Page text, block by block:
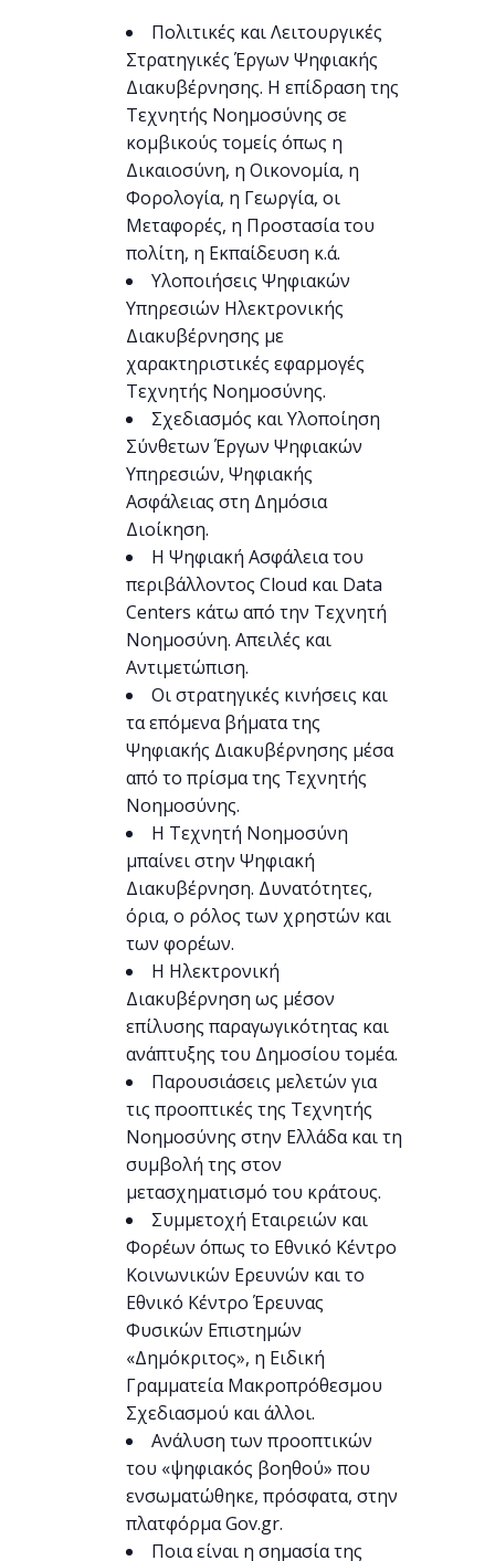
Πολιτικές και Λειτουργικές
Στρατηγικές Έργων Ψηφιακής
Διακυβέρνησης. Η επίδραση της
Τεχνητής Νοημοσύνης σε
κομβικούς τομείς όπως η
Δικαιοσύνη, η Οικονομία, η
Φορολογία, η Γεωργία, οι
Μεταφορές, η Προστασία του
πολίτη, η Εκπαίδευση κ.ά.
Υλοποιήσεις Ψηφιακών
Υπηρεσιών Ηλεκτρονικής
Διακυβέρνησης με
χαρακτηριστικές εφαρμογές
Τεχνητής Νοημοσύνης.
Σχεδιασμός και Υλοποίηση
Σύνθετων Έργων Ψηφιακών
Υπηρεσιών, Ψηφιακής
Ασφάλειας στη Δημόσια
Διοίκηση.
Η Ψηφιακή Ασφάλεια του
περιβάλλοντος Cloud και Data
Centers κάτω από την Τεχνητή
Νοημοσύνη. Απειλές και
Αντιμετώπιση.
Οι στρατηγικές κινήσεις και
τα επόμενα βήματα της
Ψηφιακής Διακυβέρνησης μέσα
από το πρίσμα της Τεχνητής
Νοημοσύνης.
H Τεχνητή Νοημοσύνη
μπαίνει στην Ψηφιακή
Διακυβέρνηση. Δυνατότητες,
όρια, ο ρόλος των χρηστών και
των φορέων.
Η Ηλεκτρονική
Διακυβέρνηση ως μέσον
επίλυσης παραγωγικότητας και
ανάπτυξης του Δημοσίου τομέα.
Παρουσιάσεις μελετών για
τις προοπτικές της Τεχνητής
Νοημοσύνης στην Ελλάδα και τη
συμβολή της στον
μετασχηματισμό του κράτους.
Συμμετοχή Εταιρειών και
Φορέων όπως το Εθνικό Κέντρο
Κοινωνικών Ερευνών και το
Εθνικό Κέντρο Έρευνας
Φυσικών Επιστημών
«Δημόκριτος», η Ειδική
Γραμματεία Μακροπρόθεσμου
Σχεδιασμού και άλλοι.
Ανάλυση των προοπτικών
του «ψηφιακός βοηθού» που
ενσωματώθηκε, πρόσφατα, στην
πλατφόρμα Gov.gr.
Ποια είναι η σημασία της